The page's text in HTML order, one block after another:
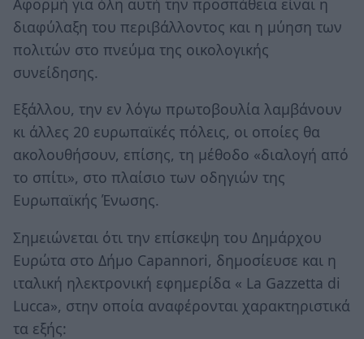
διαφύλαξη του περιβάλλοντος και η μύηση των
πολιτών στο πνεύμα της οικολογικής
συνείδησης.
Εξάλλου, την εν λόγω πρωτοβουλία λαμβάνουν
κι άλλες 20 ευρωπαϊκές πόλεις, οι οποίες θα
ακολουθήσουν, επίσης, τη μέθοδο «διαλογή από
το σπίτι», στο πλαίσιο των οδηγιών της
Ευρωπαϊκής Ένωσης.
Σημειώνεται ότι την επίσκεψη του Δημάρχου
Ευρώτα στο Δήμο Capannori, δημοσίευσε και η
ιταλική ηλεκτρονική εφημερίδα « La Gazzetta di
Lucca», στην οποία αναφέρονται χαρακτηριστικά
τα εξής: